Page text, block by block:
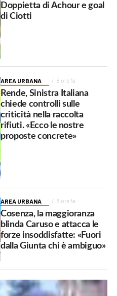
Doppietta di Achour e goal
di Ciotti
AREA URBANA 8 ore fa
Rende, Sinistra Italiana
chiede controlli sulle
criticità nella raccolta
rifiuti. «Ecco le nostre
proposte concrete»
AREA URBANA 8 ore fa
Cosenza, la maggioranza
blinda Caruso e attacca le
forze insoddisfatte: «Fuori
dalla Giunta chi è ambiguo»